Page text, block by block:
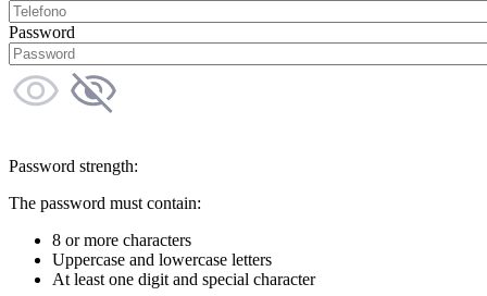
Password
Password strength:
The password must contain:
8 or more characters
Uppercase and lowercase letters
At least one digit and special character